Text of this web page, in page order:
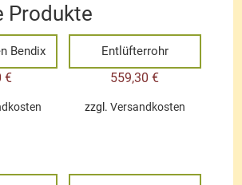
Produkte
Bendix
€
Entlüfterrohr
559,30€
zzgl. Versandkosten